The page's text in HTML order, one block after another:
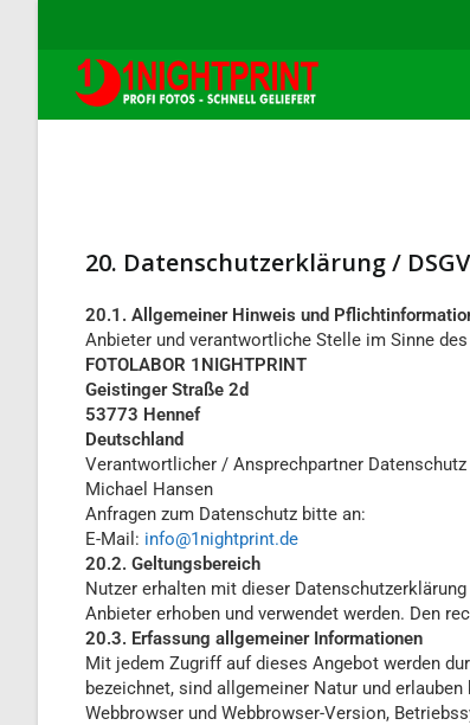
20. Datenschutzerklärung /
20.1. Allgemeiner Hinweis und
Anbieter und verantwortliche Stelle im Sinne
FOTOLABOR 1NIGHTPRINT
Geistinger Straße 2d
53773 Hennef
Deutschland
Verantwortlicher / Ansprechpartner Datenschutz
Michael Hansen
Anfragen zum Datenschutz bitte an:
E-Mail: info@1nightprint.de
20.2. Geltungsbereich
Nutzer erhalten mit dieser
Anbieter erhoben und verwendet werden. Den
20.3. Erfassung allgemeiner Informationen
Mit jedem Zugriff auf dieses Angebot werden
bezeichnet, sind allgemeiner Natur und
Webbrowser und Webbrowser-Version,